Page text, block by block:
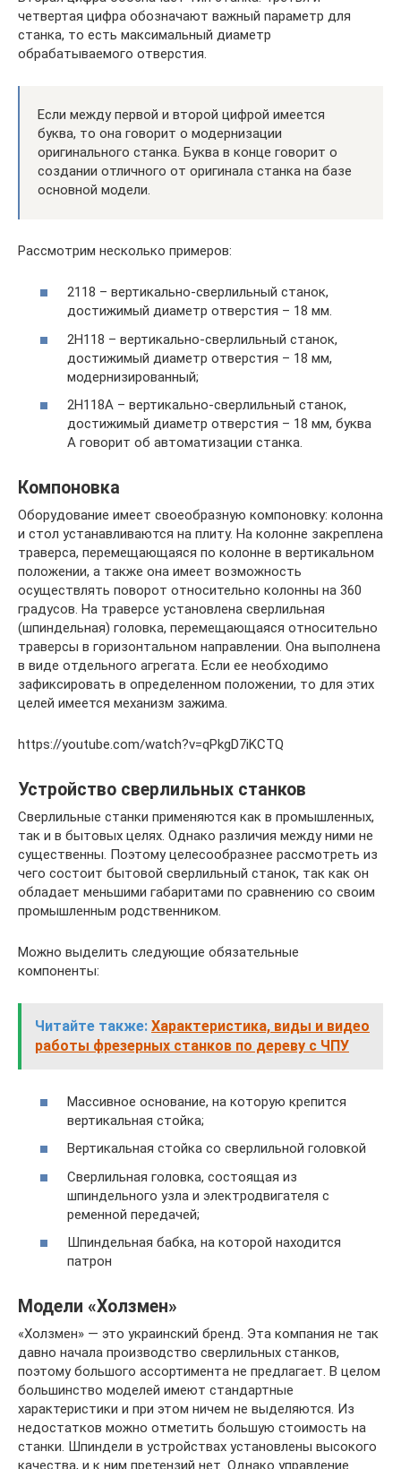
четвертая цифра обозначают важный параметр для
станка, то есть максимальный диаметр
обрабатываемого отверстия.
Если между первой и второй цифрой имеется
буква, то она говорит о модернизации
оригинального станка. Буква в конце говорит о
создании отличного от оригинала станка на базе
основной модели.
Рассмотрим несколько примеров:
2118 – вертикально-сверлильный станок,
достижимый диаметр отверстия – 18 мм.
2Н118 – вертикально-сверлильный станок,
достижимый диаметр отверстия – 18 мм,
модернизированный;
2Н118А – вертикально-сверлильный станок,
достижимый диаметр отверстия – 18 мм, буква
А говорит об автоматизации станка.
Компоновка
Оборудование имеет своеобразную компоновку: колонна
и стол устанавливаются на плиту. На колонне закреплена
траверса, перемещающаяся по колонне в вертикальном
положении, а также она имеет возможность
осуществлять поворот относительно колонны на 360
градусов. На траверсе установлена сверлильная
(шпиндельная) головка, перемещающаяся относительно
траверсы в горизонтальном направлении. Она выполнена
в виде отдельного агрегата. Если ее необходимо
зафиксировать в определенном положении, то для этих
целей имеется механизм зажима.
https://youtube.com/watch?v=qPkgD7iKCTQ
Устройство сверлильных станков
Сверлильные станки применяются как в промышленных,
так и в бытовых целях. Однако различия между ними не
существенны. Поэтому целесообразнее рассмотреть из
чего состоит бытовой сверлильный станок, так как он
обладает меньшими габаритами по сравнению со своим
промышленным родственником.
Можно выделить следующие обязательные
компоненты:
Читайте также: Характеристика, виды и видео
работы фрезерных станков по дереву с ЧПУ
Массивное основание, на которую крепится
вертикальная стойка;
Вертикальная стойка со сверлильной головкой
Сверлильная головка, состоящая из
шпиндельного узла и электродвигателя с
ременной передачей;
Шпиндельная бабка, на которой находится
патрон
Модели «Холзмен»
«Холзмен» — это украинский бренд. Эта компания не так
давно начала производство сверлильных станков,
поэтому большого ассортимента не предлагает. В целом
большинство моделей имеют стандартные
характеристики и при этом ничем не выделяются. Из
недостатков можно отметить большую стоимость на
станки. Шпиндели в устройствах установлены высокого
качества, и к ним претензий нет. Однако управление